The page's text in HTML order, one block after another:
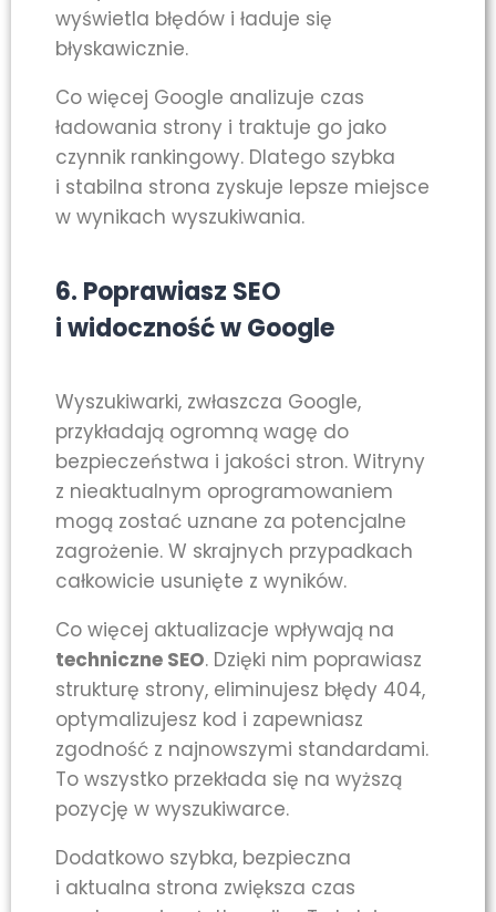
wyświetla błędów i ładuje się
błyskawicznie.
Co więcej Google analizuje czas
ładowania strony i traktuje go jako
czynnik rankingowy. Dlatego szybka
i stabilna strona zyskuje lepsze miejsce
w wynikach wyszukiwania.
6. Poprawiasz SEO
i widoczność w Google
Wyszukiwarki, zwłaszcza Google,
przykładają ogromną wagę do
bezpieczeństwa i jakości stron. Witryny
z nieaktualnym oprogramowaniem
mogą zostać uznane za potencjalne
zagrożenie. W skrajnych przypadkach
całkowicie usunięte z wyników.
Co więcej aktualizacje wpływają na
techniczne SEO. Dzięki nim poprawiasz
strukturę strony, eliminujesz błędy 404,
optymalizujesz kod i zapewniasz
zgodność z najnowszymi standardami.
To wszystko przekłada się na wyższą
pozycję w wyszukiwarce.
Dodatkowo szybka, bezpieczna
i aktualna strona zwiększa czas